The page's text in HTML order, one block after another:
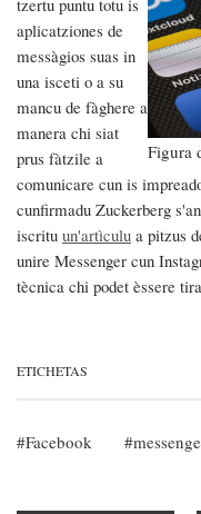
Figura
tzertu puntu totu is
aplicatziones de
messàgios suas in
una isceti o a su
mancu de fàghere a
manera chi siat
prus fàtzile a
comunicare cun is
cunfirmadu Zuckerberg
iscritu un'artìculu a pitzus
unire Messenger cun
tècnica chi podet èssere
ETICHETAS
Facebook